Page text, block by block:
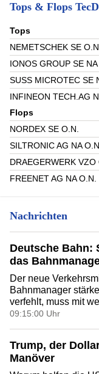
Tops & Flops
Tops
NEMETSCHEK SE O.N.
IONOS GROUP SE NA
SUSS MICROTEC SE
INFINEON TECH.AG
Flops
NORDEX SE O.N.
SILTRONIC AG NA O.N.
DRAEGERWERK VZO
FREENET AG NA O.N.
Nachrichten
Deutsche Bahn:
das
Der neue
Bahnmanager
verfehlt, muss mit
09:15:00 Uhr
Trump, der
Manöver